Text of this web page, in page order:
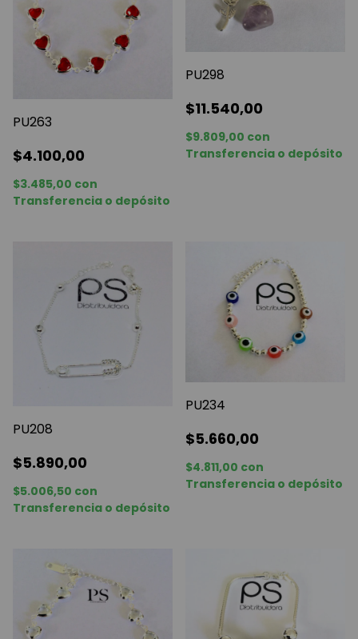
PU263
$4.100,00
$3.485,00 con
Transferencia o depósito
PU298
$11.540,00
$9.809,00 con
Transferencia o depósito
PU208
$5.890,00
$5.006,50 con
Transferencia o depósito
PU234
$5.660,00
$4.811,00 con
Transferencia o depósito